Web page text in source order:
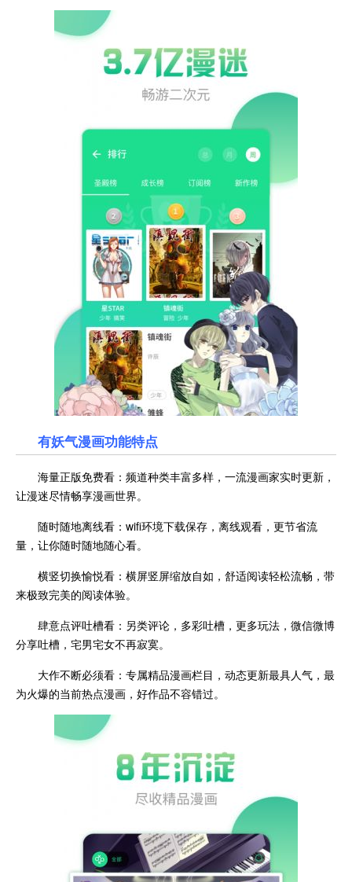
有妖气漫画功能特点
海量正版免费看：频道种类丰富多样，一流漫画家实时更新，
让漫迷尽情畅享漫画世界。
随时随地离线看：wifi环境下载保存，离线观看，更节省流
量，让你随时随地随心看。
横竖切换愉悦看：横屏竖屏缩放自如，舒适阅读轻松流畅，带
来极致完美的阅读体验。
肆意点评吐槽看：另类评论，多彩吐槽，更多玩法，微信微博
分享吐槽，宅男宅女不再寂寞。
大作不断必须看：专属精品漫画栏目，动态更新最具人气，最
为火爆的当前热点漫画，好作品不容错过。